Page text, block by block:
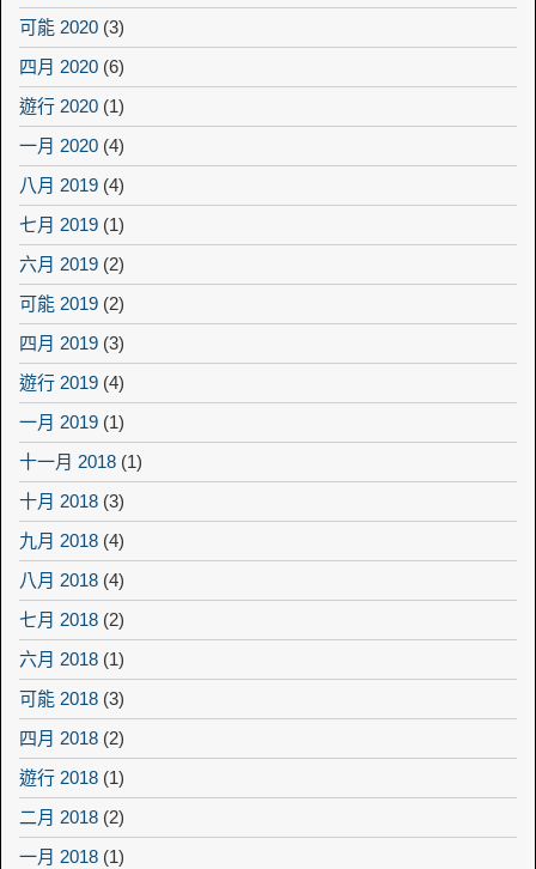
可能 2020 (3)
四月 2020 (6)
遊行 2020 (1)
一月 2020 (4)
八月 2019 (4)
七月 2019 (1)
六月 2019 (2)
可能 2019 (2)
四月 2019 (3)
遊行 2019 (4)
一月 2019 (1)
十一月 2018 (1)
十月 2018 (3)
九月 2018 (4)
八月 2018 (4)
七月 2018 (2)
六月 2018 (1)
可能 2018 (3)
四月 2018 (2)
遊行 2018 (1)
二月 2018 (2)
一月 2018 (1)